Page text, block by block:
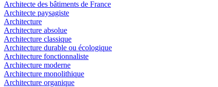
Architecte des bâtiments de France
Architecte paysagiste
Architecture
Architecture absolue
Architecture classique
Architecture durable ou écologique
Architecture fonctionnaliste
Architecture moderne
Architecture monolithique
Architecture organique